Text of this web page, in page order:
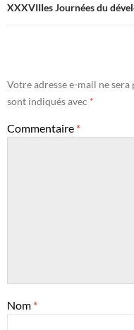
XXXVIIIes Journées du
Votre adresse e-mail ne sera
sont indiqués avec *
Commentaire *
Nom *